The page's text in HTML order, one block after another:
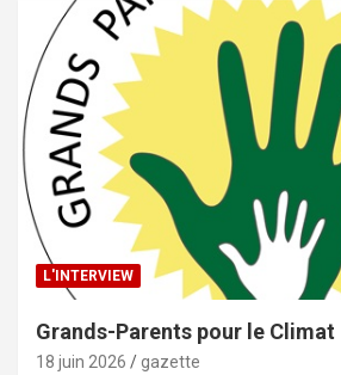
L'INTERVIEW
Grands-Parents pour le Climat
18 juin 2026 gazette